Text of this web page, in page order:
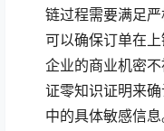
链过程需要满足
可以确保订单在
企业的商业机密
证零知识证明来
中的具体敏感信